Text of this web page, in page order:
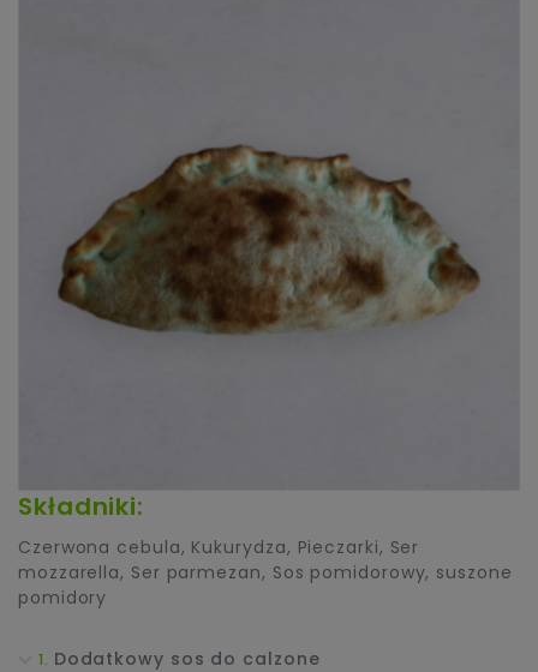
Składniki:
Czerwona cebula, Kukurydza, Pieczarki, Ser
mozzarella, Ser parmezan, Sos pomidorowy, suszone
pomidory
Dodatkowy sos do calzone